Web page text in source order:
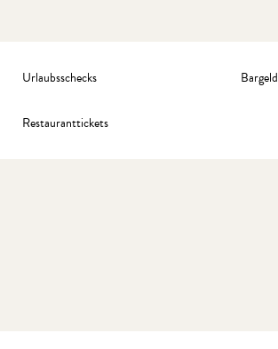
Urlaubsschecks Bargeld
Restauranttickets